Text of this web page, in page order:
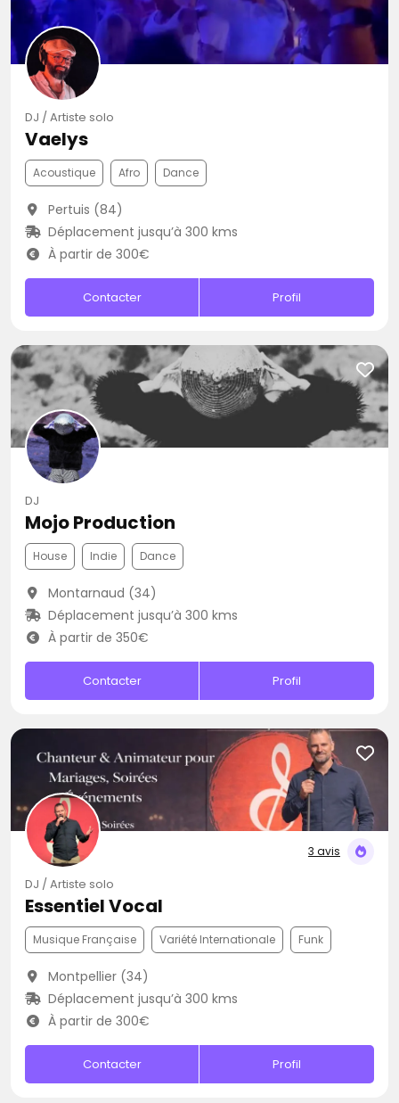
DJ / Artiste solo
Vaelys
Acoustique Afro Dance
Pertuis (84)
Déplacement jusqu’à 300 kms
À partir de 300€
Contacter Profil
DJ
Mojo Production
House Indie Dance
Montarnaud (34)
Déplacement jusqu’à 300 kms
À partir de 350€
Contacter Profil
3 avis
DJ / Artiste solo
Essentiel Vocal
Musique Française Variété Internationale Funk
Montpellier (34)
Déplacement jusqu’à 300 kms
À partir de 300€
Contacter Profil